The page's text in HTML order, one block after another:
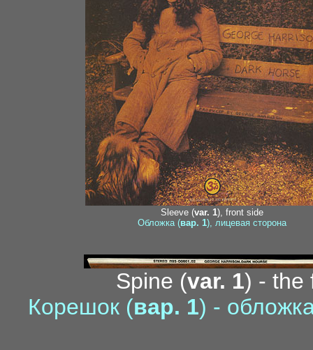
Sleeve (var. 1), front side
Обложка (вар. 1), лицевая сторона
Spine (var. 1) - the
Корешок (вар. 1) -